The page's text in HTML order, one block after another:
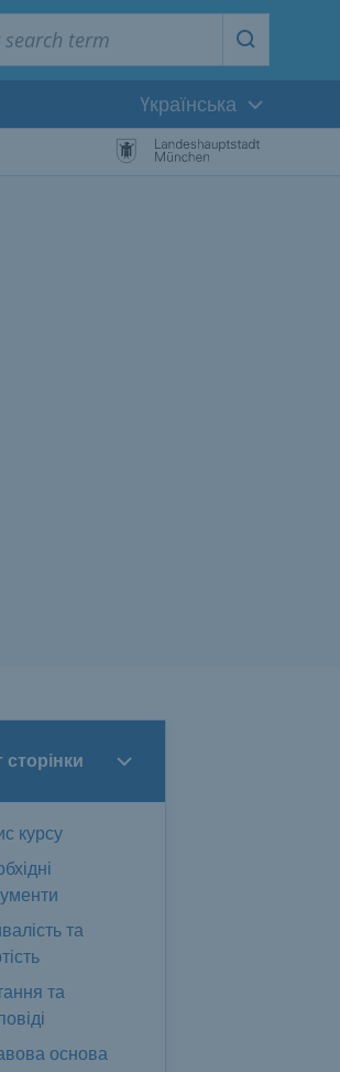
Start
Поточна мова:
Yкраїнська
сторінки
курсу
та
та
основа